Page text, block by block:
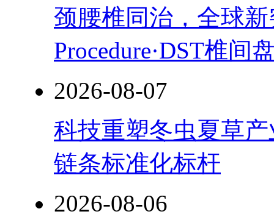
颈腰椎同治，全球
Procedure·DST椎间
2026-08-07
科技重塑冬虫夏草
链条标准化标杆
2026-08-06